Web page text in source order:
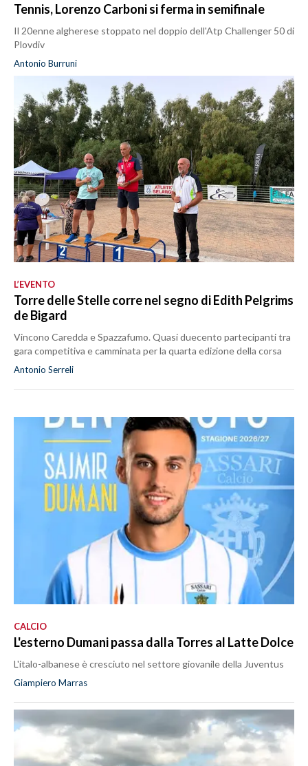
Tennis, Lorenzo Carboni si ferma in semifinale
Il 20enne algherese stoppato nel doppio dell'Atp Challenger 50 di
Plovdiv
Antonio Burruni
L’EVENTO
Torre delle Stelle corre nel segno di Edith Pelgrims
de Bigard
Vincono Caredda e Spazzafumo. Quasi duecento partecipanti tra
gara competitiva e camminata per la quarta edizione della corsa
Antonio Serreli
CALCIO
L'esterno Dumani passa dalla Torres al Latte Dolce
L'italo-albanese è cresciuto nel settore giovanile della Juventus
Giampiero Marras